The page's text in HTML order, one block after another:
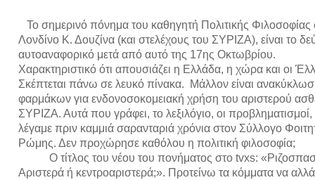
Λονδίνο Κ. Δουζίνα (και στελέχους του ΣΥΡΙΖΑ), είναι το
αυτοαναφορικό μετά από αυτό της 17ης Οκτωβρίου.
Χαρακτηριστικό ότι απουσιάζει η Ελλάδα, η χώρα και οι
Σκέπτεται πάνω σε λευκό πίνακα.  Μάλλον είναι
φαρμάκων για ενδονοσοκομειακή χρήση του αριστερού
ΣΥΡΙΖΑ. Αυτά που γράφει, το λεξιλόγιο, οι προβληματισμοί,
λέγαμε πριν καμμιά σαρανταριά χρόνια στον Σύλλογο
Ρώμης. Δεν προχώρησε καθόλου η πολιτική φιλοσοφία;
Αριστερά ή κεντροαριστερά;». Προτείνω τα κόμματα να